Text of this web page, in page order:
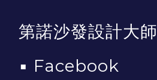
第諾沙發設計大師
▪ Facebook